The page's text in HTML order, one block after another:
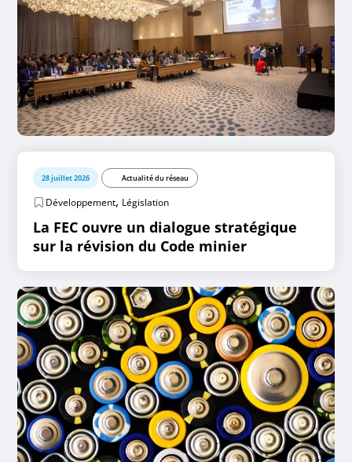
28 juillet 2026 Actualité du réseau
Développement, Législation
La FEC ouvre un dialogue stratégique
sur la révision du Code minier